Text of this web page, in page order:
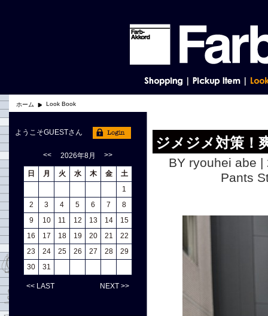
ホーム Look Book
ジメジメ対策！
BY ryouhei abe
Pants
ようこそGUESTさん
<< 2026年8月 >>
日 月 火 水 木 金
土
1
2
3 4 5 6 7
8
9
10 11 12 13 14
15
16
17 18 19 20 21
22
23
24 25 26 27 28
29
30
31
<< LAST NEXT >>